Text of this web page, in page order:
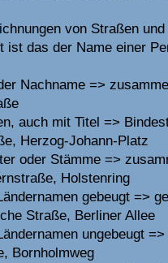
von Straßen
ist das der Name einer
Nachname =>
auch mit Titel =>
Herzog-Johann-Platz
oder Stämme =>
Holstenring
gebeugt =>
Straße, Berliner Allee
ungebeugt
Bornholmweg